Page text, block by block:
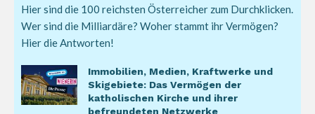
Hier sind die 100 reichsten Österreicher zum Durchklicken.
Wer sind die Milliardäre? Woher stammt ihr Vermögen?
Hier die Antworten!
Immobilien, Medien, Kraftwerke und
Skigebiete: Das Vermögen der
katholischen Kirche und ihrer
befreundeten Netzwerke